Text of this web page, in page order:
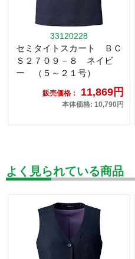
33120228
セミタイトスカート ＢＣ
Ｓ２７０９－８ ネイビ
ー （５～２１号）
販売価格： 11,869円
本体価格: 10,790円
よく見られている商品